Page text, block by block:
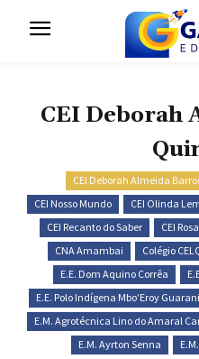
CEI Deborah
CEI Deborah Almeida
CEI Nosso Mundo
CEI Olinda
CEI Recanto do Saber
CEI
CNA Amambai
Colégio
E.E. Dom Aquino Corrêa
E.E. Polo Indígena Mbo’Eroy
E.M. Agrotécnica Lino do Amaral
E.M. Ayrton Senna